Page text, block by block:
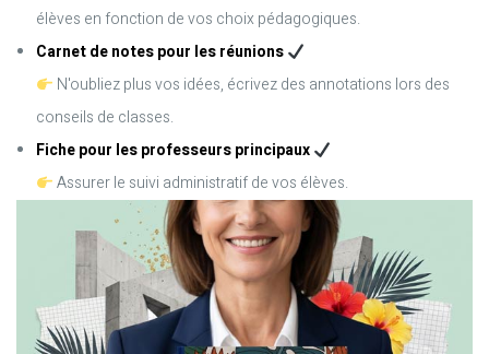
élèves en fonction de vos choix pédagogiques.
Carnet de notes pour les réunions
N'oubliez plus vos idées, écrivez des annotations lors des
conseils de classes.
Fiche pour les professeurs principaux
Assurer le suivi administratif de vos élèves.